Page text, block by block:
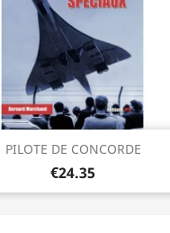
PILOTE DE CONCORDE
€24.35
Quick view